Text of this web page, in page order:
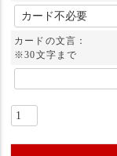
(
必
須
)
カードの文言：
※30文字まで